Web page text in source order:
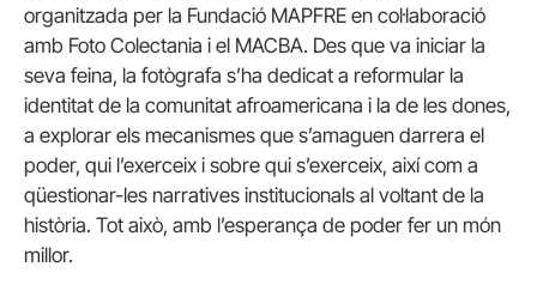
organitzada per la Fundació MAPFRE en col·laboració
amb Foto Colectania i el MACBA. Des que va iniciar la
seva feina, la fotògrafa s’ha dedicat a reformular la
identitat de la comunitat afroamericana i la de les dones,
a explorar els mecanismes que s’amaguen darrera el
poder, qui l’exerceix i sobre qui s’exerceix, així com a
qüestionar-les narratives institucionals al voltant de la
història. Tot això, amb l’esperança de poder fer un món
millor.